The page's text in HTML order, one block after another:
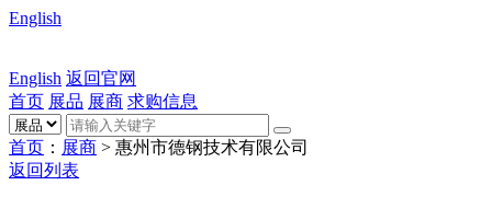
English
English 返回官网
首页 展品 展商 求购信息
首页 ： 展商 > 惠州市德钢技术有限公司
返回列表